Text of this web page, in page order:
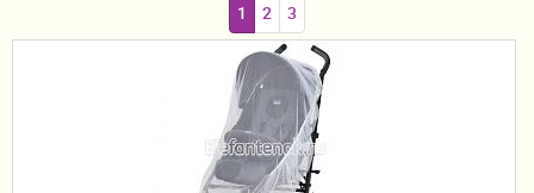
Постельные принадлежности
1 2 3